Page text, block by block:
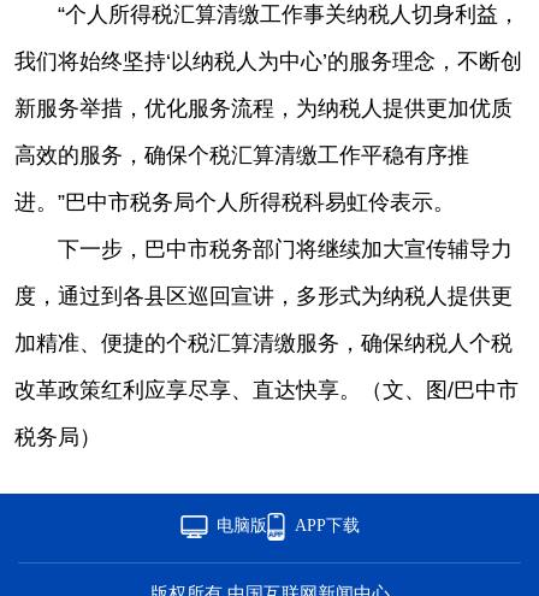
“个人所得税汇算清缴工作事关纳税人切身利益，
我们将始终坚持‘以纳税人为中心’的服务理念，不断创
新服务举措，优化服务流程，为纳税人提供更加优质
高效的服务，确保个税汇算清缴工作平稳有序推
进。”巴中市税务局个人所得税科易虹伶表示。
下一步，巴中市税务部门将继续加大宣传辅导力
度，通过到各县区巡回宣讲，多形式为纳税人提供更
加精准、便捷的个税汇算清缴服务，确保纳税人个税
改革政策红利应享尽享、直达快享。（文、图/巴中市
税务局）
电脑版 APP下载